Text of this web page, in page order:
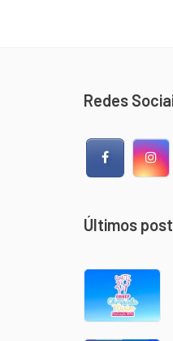
Redes
Facebook
Últimos